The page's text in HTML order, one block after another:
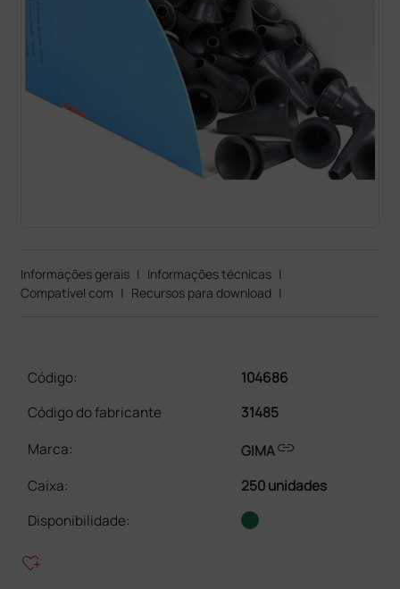
Informações gerais | Informações técnicas |
Compatível com | Recursos para download |
Código:
104686
Código do fabricante
31485
Marca:
GIMAlink
Caixa:
250 unidades
Disponibilidade:
heart_plus